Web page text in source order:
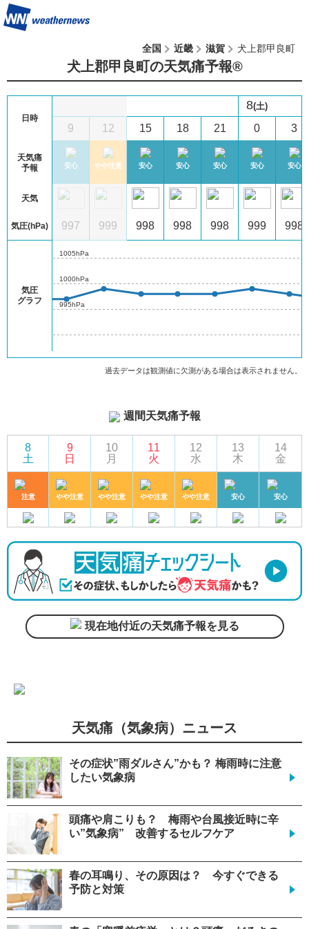
全国 近畿 滋賀 犬上郡甲良町
犬上郡甲良町の天気痛予報®︎
日時
天気痛
予報
天気
気圧(hPa)
気圧
グラフ
安心
997
9
安心
997
12
やや注意
999
15
安心
998
18
安心
998
21
安心
998
8(土)
0
安心
999
3
安心
998
995hPa
1000hPa
1005hPa
過去データは観測値に欠測がある場合は表示されません。
週間天気痛予報
8
土
注意
9
日
やや注意
10
月
やや注意
11
火
やや注意
12
水
やや注意
13
木
安心
14
金
安心
現在地付近の天気痛予報を見る
天気痛（気象病）ニュース
その症状”雨ダルさん”かも？ 梅雨時に注意
したい気象病
頭痛や肩こりも？ 梅雨や台風接近時に辛
い”気象病” 改善するセルフケア
春の耳鳴り、その原因は？ 今すぐできる
予防と対策